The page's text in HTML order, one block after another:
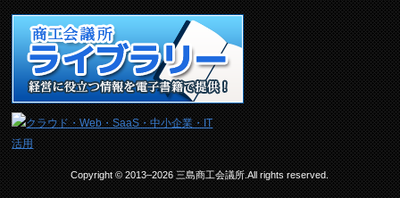
Copyright © 2013–2026 三島商工会議所.All rights reserved.